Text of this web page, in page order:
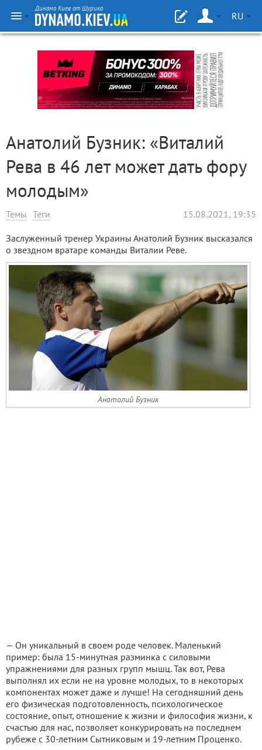
Динамо Киев от Шурика
RU
Анатолий Бузник: «Виталий
Рева в 46 лет может дать фору
молодым»
Темы Теги 15.08.2021, 19:35
Заслуженный тренер Украины Анатолий Бузник высказался
о звездном вратаре команды Виталии Реве.
Анатолий Бузник
— Он уникальный в своем роде человек. Маленький
пример: была 15-минутная разминка с силовыми
упражнениями для разных групп мышц. Так вот, Рева
выполнял их если не на уровне молодых, то в некоторых
компонентах может даже и лучше! На сегодняшний день
его физическая подготовленность, психологическое
состояние, опыт, отношение к жизни и философия жизни, к
счастью для нас, позволяет конкурировать на последнем
рубеже с 30-летним Сытниковым и 19-летним Проценко.